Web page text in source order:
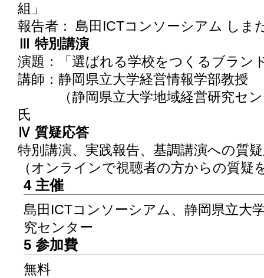
組」
報告者： 島田ICTコンソーシアム しま
Ⅲ 特別講演
演題：「選ばれる学校をつくるブラン
講師：静岡県立大学経営情報学部教授
（静岡県立大学地域経営研究セン
氏
Ⅳ 質疑応答
特別講演、実践報告、基調講演への質
（オンラインで視聴者の方からの質疑
4 主催
島田ICTコンソーシアム、静岡県立大
究センター
5 参加費
無料